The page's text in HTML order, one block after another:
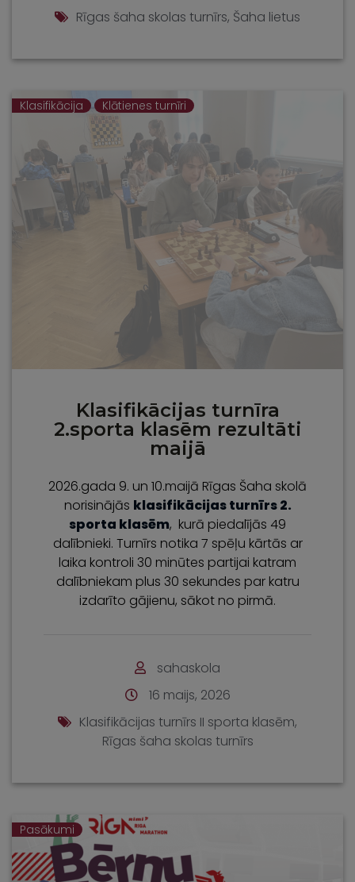
Rīgas šaha skolas turnīrs, Šaha lietus
Klasifikācija Klātienes turnīri
Klasifikācijas turnīra
2.sporta klasēm rezultāti
maijā
2026.gada 9. un 10.maijā Rīgas Šaha skolā
norisinājās klasifikācijas turnīrs 2.
sporta klasēm, kurā piedalījās 49
dalībnieki. Turnīrs notika 7 spēļu kārtās ar
laika kontroli 30 minūtes partijai katram
dalībniekam plus 30 sekundes par katru
izdarīto gājienu, sākot no pirmā.
sahaskola
16 maijs, 2026
Klasifikācijas turnīrs II sporta klasēm,
Rīgas šaha skolas turnīrs
Pasākumi